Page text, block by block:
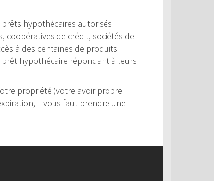
hypothécaires autorisés
coopératives de crédit, sociétés de
à des centaines de produits
hypothécaire répondant à leurs
propriété (votre avoir propre
il vous faut prendre une